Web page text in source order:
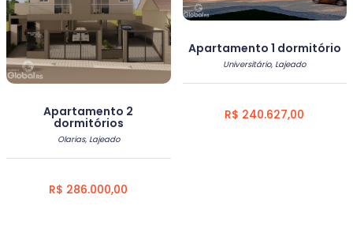
Apartamento 2
dormitórios
Olarias, Lajeado
R$ 286.000,00
Apartamento 1 dormitório
Universitário, Lajeado
R$ 240.627,00